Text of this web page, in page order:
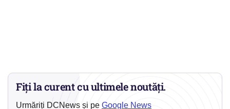
Fiți la curent cu ultimele noutăți.
Urmăriți DCNews și pe Google News